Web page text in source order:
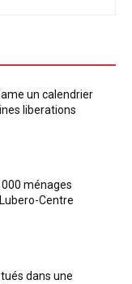
un calendrier
liberations
000 ménages
Centre
dans une